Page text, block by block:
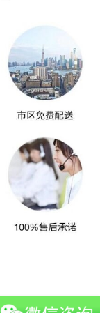
昌区昌州街道迎宾大道